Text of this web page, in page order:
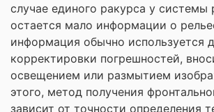
случае единого ракурса у системы
остается мало информации о
информация обычно используется
корректировки погрешностей,
освещением или размытием
этого, метод получения
зависит от точности определения